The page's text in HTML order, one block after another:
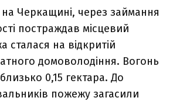
на Черкащині, через займання
постраждав місцевий
на відкритій
домоволодіння. Вогонь
0,15 гектара. До
пожежу загасили